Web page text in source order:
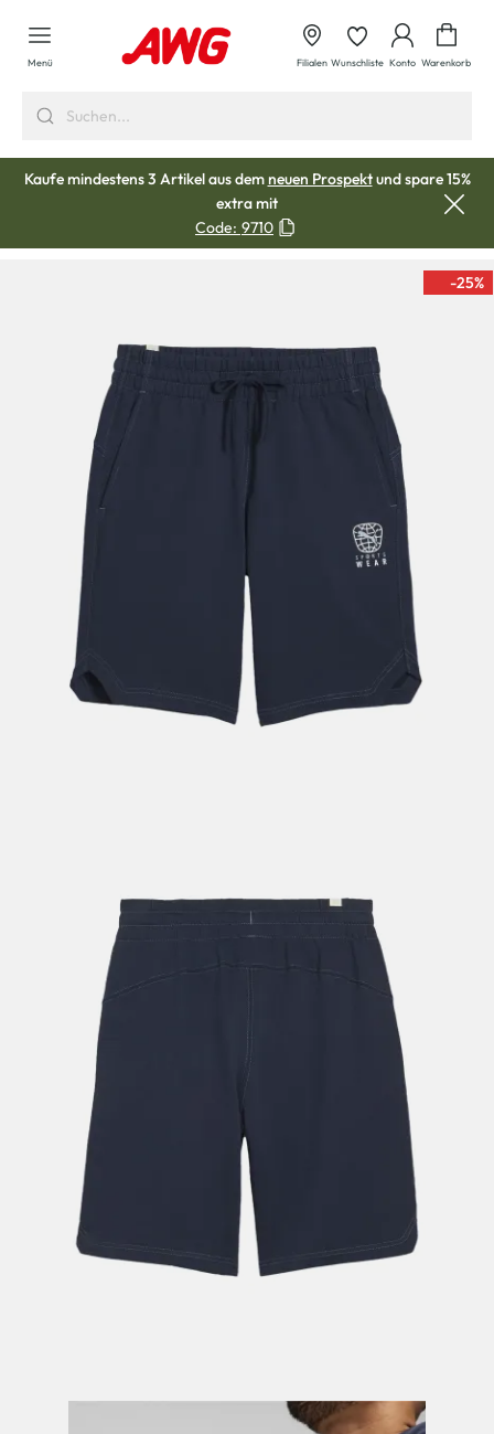
springen
Menü Filialen Wunschliste Konto Warenkorb
Kaufe mindestens 3 Artikel aus demneuen Prospektund spare 15%
extra mit
Code: 9710
-25%